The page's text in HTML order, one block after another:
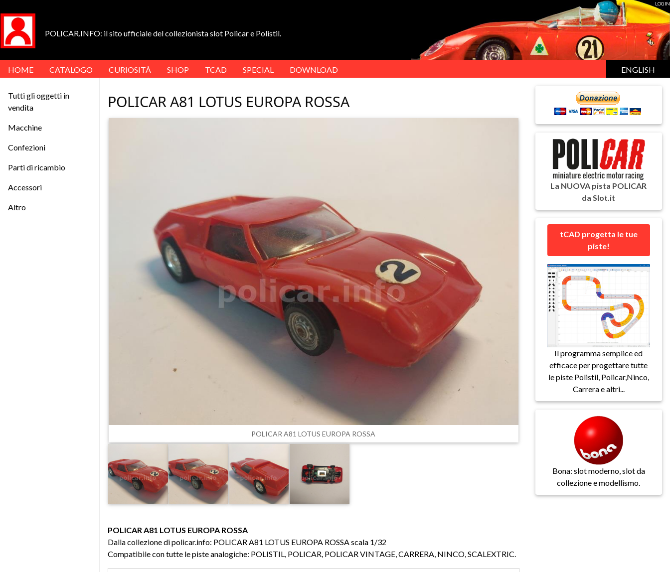
LOGIN
POLICAR.INFO: il sito ufficiale del collezionista slot Policar e Polistil.
HOME CATALOGO CURIOSITÀ SHOP TCAD SPECIAL DOWNLOAD ENGLISH
Tutti gli oggetti in
vendita
Macchine
Confezioni
Parti di ricambio
Accessori
Altro
POLICAR A81 LOTUS EUROPA ROSSA
POLICAR A81 LOTUS EUROPA ROSSA
POLICAR A81 LOTUS EUROPA ROSSA
Dalla collezione di policar.info: POLICAR A81 LOTUS EUROPA ROSSA scala 1/32
Compatibile con tutte le piste analogiche: POLISTIL, POLICAR, POLICAR VINTAGE, CARRERA, NINCO, SCALEXTRIC.
La NUOVA pista POLICAR
da Slot.it
tCAD progetta le tue
piste!
Il programma semplice ed
efficace per progettare tutte
le piste Polistil, Policar,Ninco,
Carrera e altri...
Bona: slot moderno, slot da
collezione e modellismo.